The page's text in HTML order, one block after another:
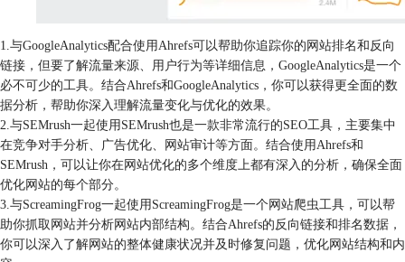
1.与GoogleAnalytics配合使用Ahrefs可以帮助你追踪你的网站排名和反向
链接，但要了解流量来源、用户行为等详细信息，GoogleAnalytics是一个
必不可少的工具。结合Ahrefs和GoogleAnalytics，你可以获得更全面的数
据分析，帮助你深入理解流量变化与优化的效果。
2.与SEMrush一起使用SEMrush也是一款非常流行的SEO工具，主要集中
在竞争对手分析、广告优化、网站审计等方面。结合使用Ahrefs和
SEMrush，可以让你在网站优化的多个维度上都有深入的分析，确保全面
优化网站的每个部分。
3.与ScreamingFrog一起使用ScreamingFrog是一个网站爬虫工具，可以帮
助你抓取网站并分析网站内部结构。结合Ahrefs的反向链接和排名数据，
你可以深入了解网站的整体健康状况并及时修复问题，优化网站结构和内